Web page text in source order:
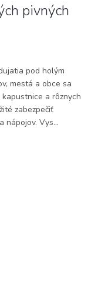
pivných
pod holým
mestá a obce sa
a rôznych
zabezpečiť
nápojov. Vys...